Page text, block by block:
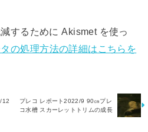
するために Akismet を使っ
の処理方法の詳細はこちらを
12
プレコ レポート2022/9 90㎝プレ
コ水槽 スカーレットトリムの成長